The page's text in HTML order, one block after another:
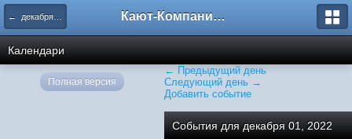
← декабря 2022 Кают-Компания "Катера и Яхты"
Календари
← Предыдущий день
Следующий день →
Добавить событие
События для декабря 01, 2022
Полная версия